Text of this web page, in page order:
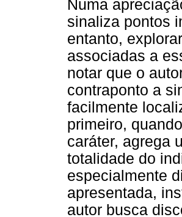
Numa
sinaliza pontos
entanto,
associadas a
notar que o
contraponto a
facilmente
primeiro,
caráter, agrega
totalidade do
especialmente
apresentada,
autor busca